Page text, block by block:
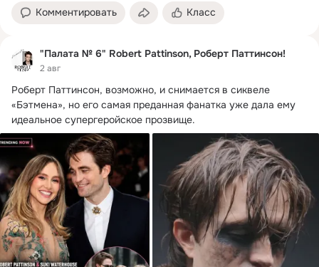
Комментировать Класс
"Палата № 6" Robert Pattinson, Роберт Паттинсон!
2 авг
Роберт Паттинсон, возможно, и снимается в сиквеле
«Бэтмена», но его самая преданная фанатка уже дала ему
идеальное супергеройское прозвище.